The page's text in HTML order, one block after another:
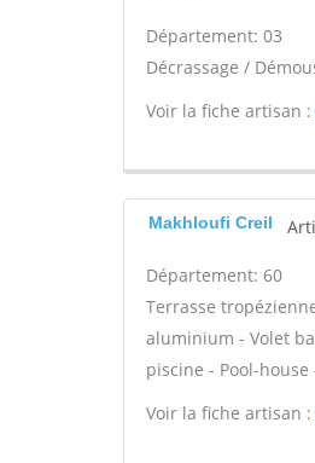
Département: 03
Décrassage /
Voir la fiche artisan :
Makhloufi Creil
Département: 60
Terrasse
aluminium - Volet
piscine - Pool-
Voir la fiche artisan :